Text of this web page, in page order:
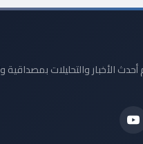
الأخبار والتحليلات بمصداقية